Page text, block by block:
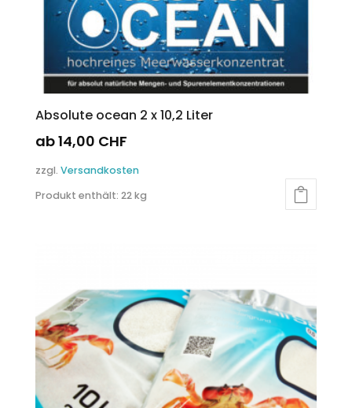
Absolute ocean 2 x 10,2 Liter
ab14,00 CHF
Produkt
weist
Optionen
können
auf
der
Produktseite
werden
zzgl. Versandkosten
Produkt enthält: 22kg